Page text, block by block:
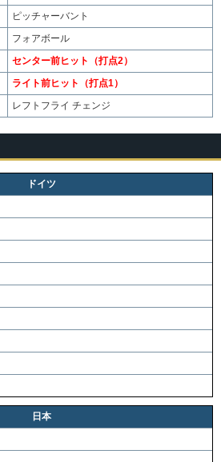
ピッチャーバント
フォアボール
センター前ヒット（打点2）
ライト前ヒット（打点1）
レフトフライ チェンジ
ドイツ
日本